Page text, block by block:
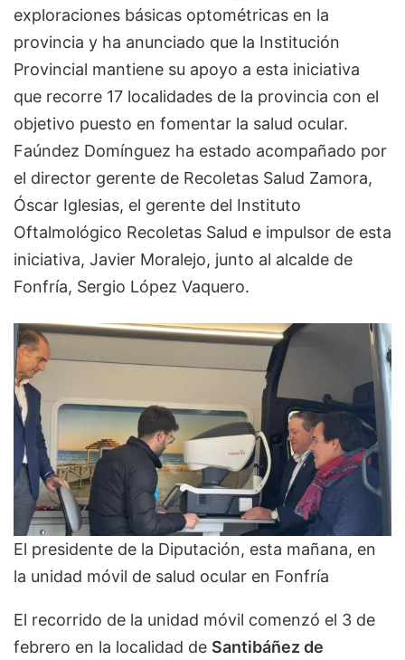
exploraciones básicas optométricas en la
provincia y ha anunciado que la Institución
Provincial mantiene su apoyo a esta iniciativa
que recorre 17 localidades de la provincia con el
objetivo puesto en fomentar la salud ocular.
Faúndez Domínguez ha estado acompañado por
el director gerente de Recoletas Salud Zamora,
Óscar Iglesias, el gerente del Instituto
Oftalmológico Recoletas Salud e impulsor de esta
iniciativa, Javier Moralejo, junto al alcalde de
Fonfría, Sergio López Vaquero.
El presidente de la Diputación, esta mañana, en
la unidad móvil de salud ocular en Fonfría
El recorrido de la unidad móvil comenzó el 3 de
febrero en la localidad de Santibáñez de